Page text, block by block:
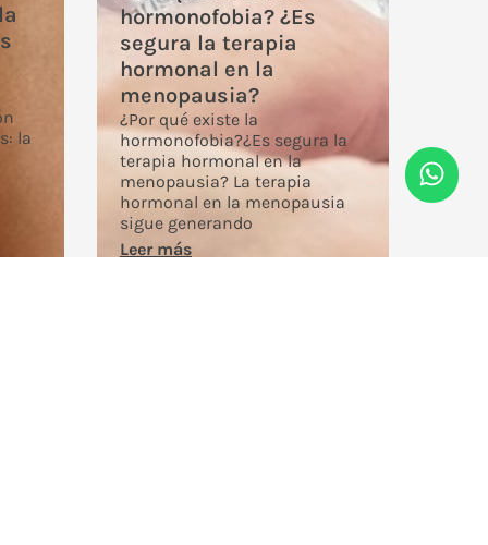
la
hormonofobia? ¿Es
segura la terapia
hormonal en la
menopausia?
¿Por qué existe la
hormonofobia?¿Es segura la
terapia hormonal en la
menopausia? La terapia
hormonal en la menopausia
sigue generando
Leer más